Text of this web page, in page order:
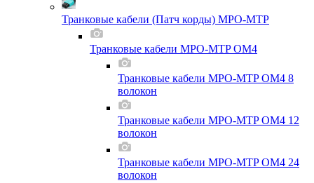
Транковые кабели (Патч корды) MPO-MTP
Транковые кабели MPO-MTP OM4
Транковые кабели MPO-MTP OM4 8
волокон
Транковые кабели MPO-MTP OM4 12
волокон
Транковые кабели MPO-MTP OM4 24
волокон